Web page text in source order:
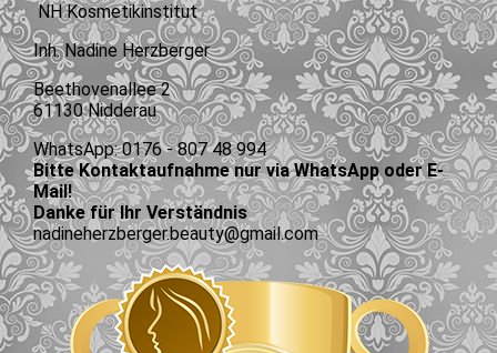
NH Kosmetikinstitut
Inh. Nadine Herzberger
Beethovenallee 2
61130 Nidderau
WhatsApp: 0176 - 807 48 994
Bitte Kontaktaufnahme nur via WhatsApp oder E-
Mail!
Danke für Ihr Verständnis
nadineherzberger.beauty@gmail.com